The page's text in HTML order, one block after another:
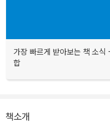
가장 빠르게 받아보는 책 소식
합
책소개